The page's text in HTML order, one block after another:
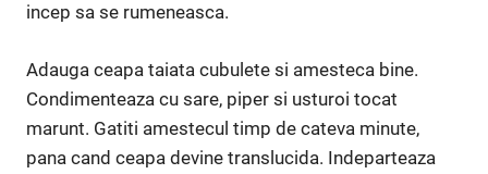
incep sa se rumeneasca.
Adauga ceapa taiata cubulete si amesteca bine.
Condimenteaza cu sare, piper si usturoi tocat
marunt. Gatiti amestecul timp de cateva minute,
pana cand ceapa devine translucida. Indeparteaza